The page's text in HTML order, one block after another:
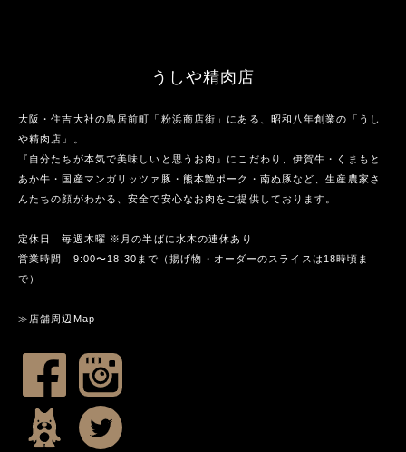
うしや精肉店
大阪・住吉大社の鳥居前町「粉浜商店街」にある、昭和八年創業の「うし
や精肉店」。
『自分たちが本気で美味しいと思うお肉』にこだわり、伊賀牛・くまもと
あか牛・国産マンガリッツァ豚・熊本艶ポーク・南ぬ豚など、生産農家さ
んたちの顔がわかる、安全で安心なお肉をご提供しております。
定休日 毎週木曜 ※月の半ばに水木の連休あり
営業時間 9:00〜18:30まで（揚げ物・オーダーのスライスは18時頃ま
で）
≫店舗周辺Map